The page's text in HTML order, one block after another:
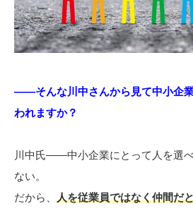
――そんな川中さんから見て中小企
われますか？
川中氏――中小企業にとって人を選
ない。
だから、 人を従業員ではなく仲間だ